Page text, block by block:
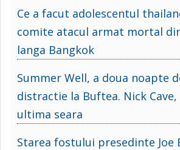
Ce a facut adolescentul
comite atacul armat mortal
langa Bangkok
Summer Well, a doua noapte
distractie la Buftea. Nick
ultima seara
Starea fostului presedinte Joe